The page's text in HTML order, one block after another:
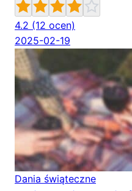
4.2 (12 ocen)
2025-02-19
Dania świąteczne